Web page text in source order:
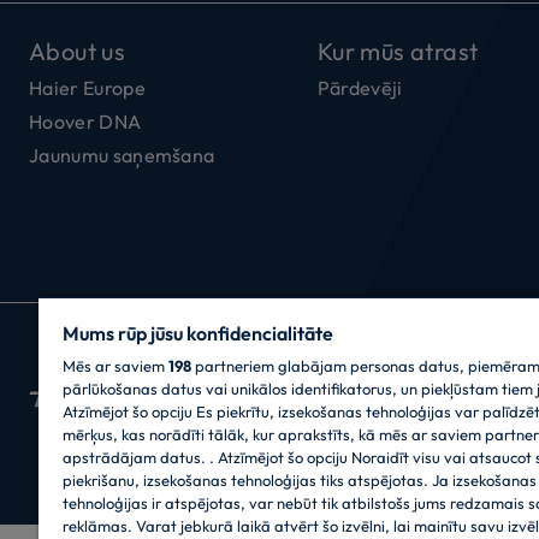
About us
Haier Europe
Hoover DNA
Jaunumu saņemšana
Kur mūs atrast
Pārdevēji
CANDY HOOVER GROUP S.r.I. - vienīgais
BIROJI: Via Privata Eden Fumagalli snc -
Fakss: +39.039.2086.237 - Pamatkapitāls €
Brianza-Lodi 04666310158 Uzņēmumu
informācijas reģistrs) numurs: MB-1033934 -
Mums rūp jūsu konfidencialitāte
Mēs ar saviem198partneriem glabājam personas datus,
pārlūkošanas datus vai unikālos identifikatorus, un piekļūstam tiem
Atzīmējot šo opciju Es piekrītu, izsekošanas tehnoloģijas var
mērķus, kas norādīti tālāk, kur aprakstīts, kā mēs ar saviem
apstrādājam datus. . Atzīmējot šo opciju Noraidīt visu vai atsaucot
piekrišanu, izsekošanas tehnoloģijas tiks atspējotas. Ja izsekošanas
tehnoloģijas ir atspējotas, var nebūt tik atbilstošs jums redzamais
reklāmas. Varat jebkurā laikā atvērt šo izvēlni, lai mainītu savu